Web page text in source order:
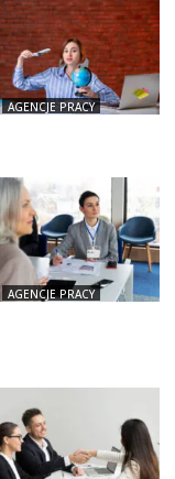
AGENCJE PRACY
AGENCJE PRACY